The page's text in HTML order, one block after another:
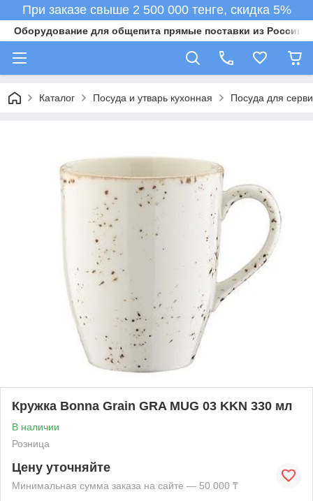
При заказе свыше 2 500 000 тенге, скидка 5%
Оборудование для общепита прямые поставки из России в
Каталог Посуда и утварь кухонная Посуда для
Кружка Bonna Grain GRA MUG 03 KKN 330 мл
В наличии
Розница
Цену уточняйте
Минимальная сумма заказа на сайте — 50 000 ₸